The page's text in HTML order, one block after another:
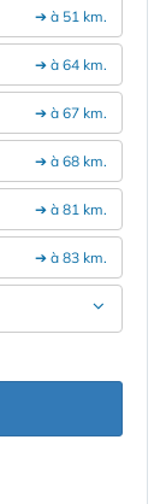
➔ à 51 km.
➔ à 64 km.
➔ à 67 km.
➔ à 68 km.
➔ à 81 km.
➔ à 83 km.